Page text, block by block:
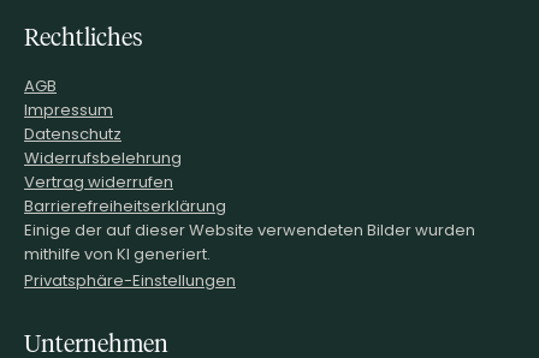
Rechtliches
AGB
Impressum
Datenschutz
Widerrufsbelehrung
Vertrag widerrufen
Barrierefreiheitserklärung
Einige der auf dieser Website verwendeten Bilder wurden
mithilfe von KI generiert.
Privatsphäre-Einstellungen
Unternehmen